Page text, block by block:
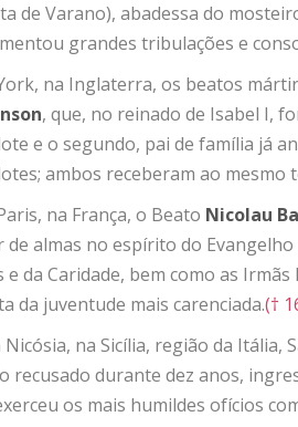
de Varano), abadessa do
grandes tribulações e
na Inglaterra, os beatos
, que, no reinado de Isabel I,
e o segundo, pai de família já
ambos receberam ao
na França, o Beato Nicolau
almas no espírito do
e da Caridade, bem como as
da juventude mais carenciada.(†
Nicósia, na Sicília, região da Itália,
recusado durante dez anos,
os mais humildes ofícios